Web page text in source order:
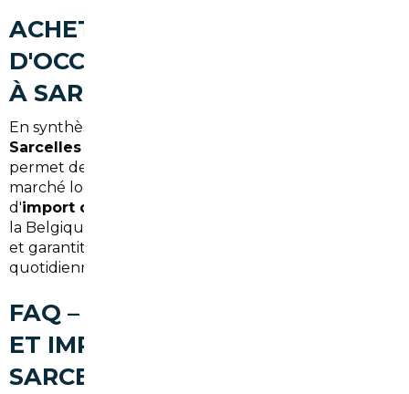
ACHETER UNE VOITURE
D'OCCASION AU MEILLEUR PRIX
À SARCELLES
En synthèse, faire appel à un
Sarcelles
permet de combiner économies et sérénité. Entre le
marché local du Val-d'Oise et les opportunités
d'import occasion Sarcelles
la Belgique, le bon accompagnement évite les pièges
et garantit un véhicule adapté à votre mobilité
quotidienne.
FAQ – COURTIER AUTOMOBILE
ET IMPORT DE VOITURE À
SARCELLES